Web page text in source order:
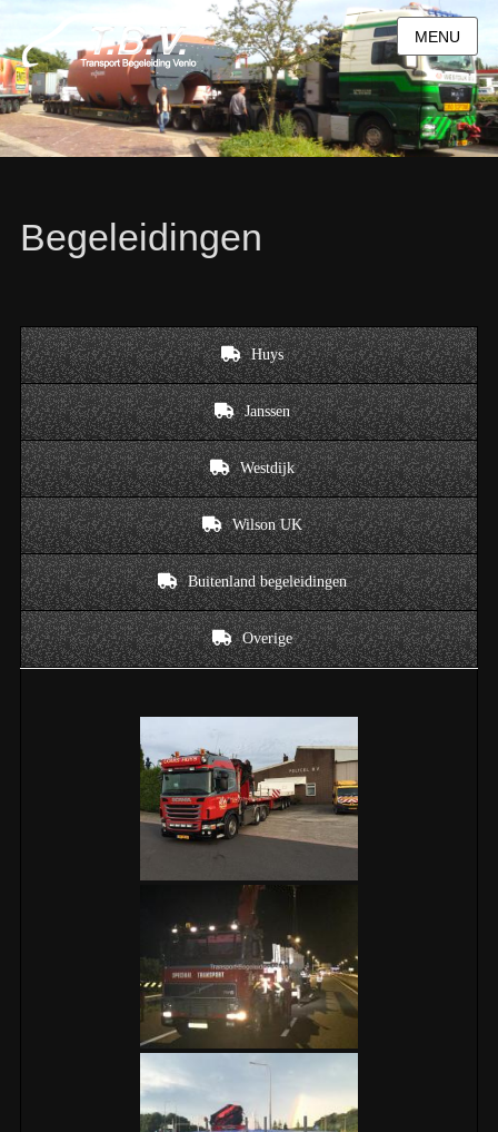
MENU
Begeleidingen
Huys
Janssen
Westdijk
Wilson UK
Buitenland begeleidingen
Overige